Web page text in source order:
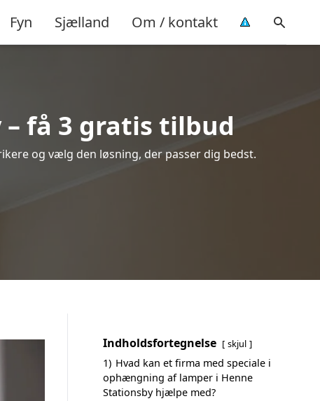
Fyn Sjælland Om / kontakt
få 3 gratis tilbud
og vælg den løsning, der passer dig bedst.
Indholdsfortegnelse skjul
1) Hvad kan et firma med speciale i
ophængning af lamper i Henne
Stationsby hjælpe med?